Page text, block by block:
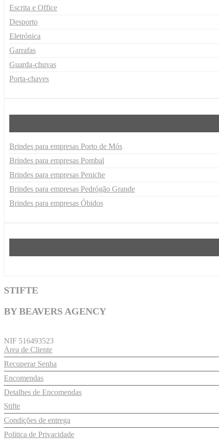
Escrita e Office
Desporto
Eletrónica
Garrafas
Guarda-chuvas
Porta-chaves
Brindes para empresas Porto de Mós
Brindes para empresas Pombal
Brindes para empresas Peniche
Brindes para empresas Pedrógão Grande
Brindes para empresas Óbidos
STIFTE
BY BEAVERS AGENCY
NIF 516493523
Área de Cliente
Recuperar Senha
Encomendas
Detalhes de Encomendas
Stifte
Condições de entrega
Politica de Privacidade